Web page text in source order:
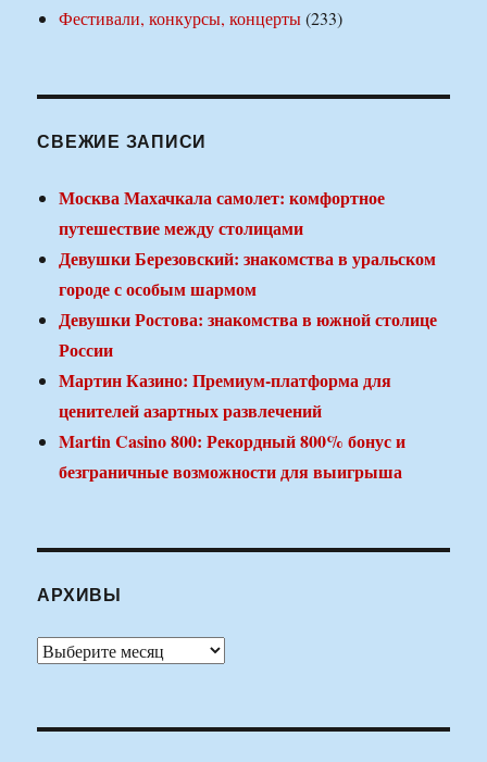
Фестивали, конкурсы, концерты(233)
СВЕЖИЕ ЗАПИСИ
Москва Махачкала самолет: комфортное
путешествие между столицами
Девушки Березовский: знакомства в уральском
городе с особым шармом
Девушки Ростова: знакомства в южной столице
России
Мартин Казино: Премиум-платформа для
ценителей азартных развлечений
Martin Casino 800: Рекордный 800% бонус и
безграничные возможности для выигрыша
АРХИВЫ
Архивы